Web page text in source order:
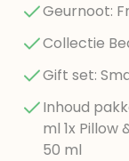
Geurnoot:
Collectie
Gift set:
Inhoud
ml 1x Pillow
50 ml